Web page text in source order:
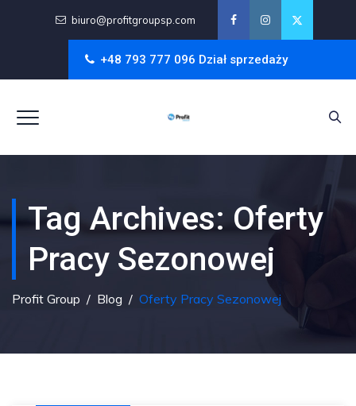
biuro@profitgroupsp.com
+48 793 777 096 Dział sprzedaży
Tag Archives: Oferty
Pracy Sezonowej
Profit Group / Blog / Oferty Pracy Sezonowej